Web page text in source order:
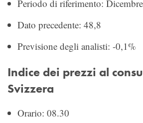
Periodo di riferimento:
Dato precedente: 48,8
Previsione degli analisti: -0,1%
Indice dei prezzi al
Svizzera
Orario: 08.30